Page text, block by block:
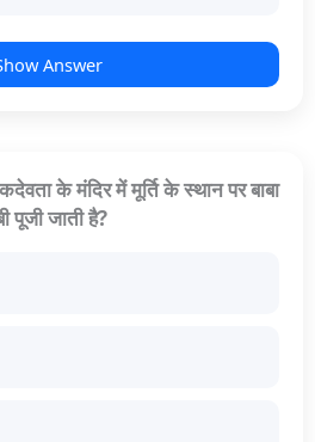
Answer
के मंदिर में मूर्ति के स्थान पर बाबा
पूजी जाती है?